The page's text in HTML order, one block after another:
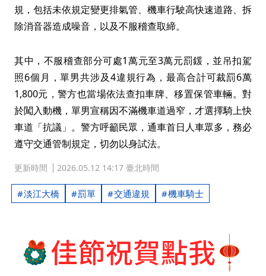
規，包括未依規定變更排氣管、機車行駛高快速道路、拆
除消音器造成噪音，以及不服稽查取締。
其中，不服稽查部分可處1萬元至3萬元罰鍰，並吊扣駕
照6個月，單男共涉及4違規行為，最高合計可裁罰6萬
1,800元，警方也當場依法查扣車牌、移置保管車輛。對
於闖入動機，單男宣稱因不滿機車道過窄，才選擇騎上快
車道「抗議」。警方呼籲民眾，通車首日人車眾多，務必
遵守交通管制規定，切勿以身試法。
更新時間 2026.05.12 14:17 臺北時間
淡江大橋 罰單 交通違規 機車騎士